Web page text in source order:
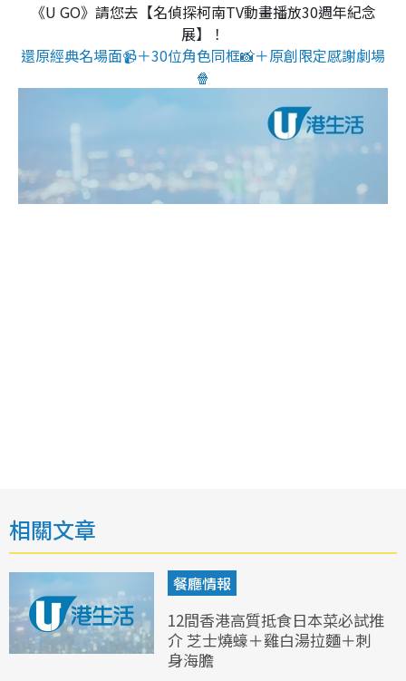
《U GO》請您去【名偵探柯南TV動畫播放30週年紀念
展】！
還原經典名場面📹＋30位角色同框📸＋原創限定感謝劇場
🍿
相關文章
餐廳情報
12間香港高質抵食日本菜必試推
介 芝士燒蠔＋雞白湯拉麵＋刺
身海膽